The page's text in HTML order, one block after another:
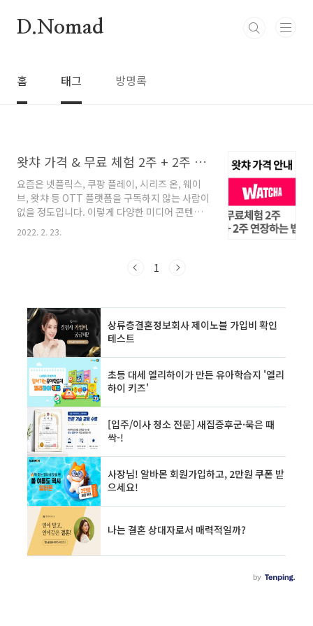
D.Nomad
홈 태그 방명록
왓챠 가격 & 무료 체험 2주 + 2주 추가 연장하는 방법
요즘은 넷플릭스, 쿠팡 플레이, 시리즈 온, 웨이
브, 왓챠 등 OTT 플랫폼을 구독하지 않는 사람이
없을 정도입니다. 이렇게 다양한 미디어 콘텐츠
는 각각의 특징들과 많은 사람들에게 인기가 있
는 영상 콘텐츠를 확보하기 위한 노력을 끊임없
이용권 가격에 대하여 알아보고, 왓챠에서 제공
가격(WATCHA) 안내 왓챠에 접속을 하게되면
다음과 같은 안내 창이 나옵니다. 아직 구독 서비
스를 이용하지 않는 회원에게 뜨는 화면입니다.
왓챠를 이용하려면 이용권구매 + 쿠폰 등록이 있
습니다. 왓챠 구독 서비스 즉, 이용권의 구매 가격
은 2가지 버전이 있습니다. 기본 베이직하고 프..
2022. 2. 23.
1